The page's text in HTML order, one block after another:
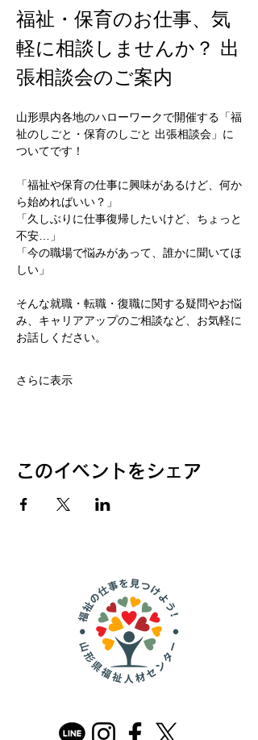
福祉・保育のお仕事、気
軽に相談しませんか？ 出
張相談会のご案内
山形県内各地のハローワークで開催する「福
祉のしごと・保育のしごと 出張相談会」に
ついてです！
「福祉や保育の仕事に興味があるけど、何か
ら始めればいい？」
「久しぶりに仕事復帰したいけど、ちょっと
不安…」
「今の職場で悩みがあって、誰かに聞いてほ
しい」
そんな就職・転職・復職に関する疑問やお悩
み、キャリアアップのご相談など、お気軽に
お話しください。
さらに表示
このイベントをシェア